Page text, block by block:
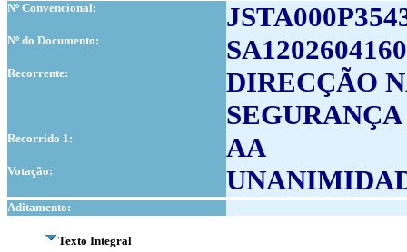
Nº Convencional:
Nº do Documento:
Recorrente:
DIRECÇÃO
Recorrido 1: AA
Votação:
Aditamento:
Texto Integral